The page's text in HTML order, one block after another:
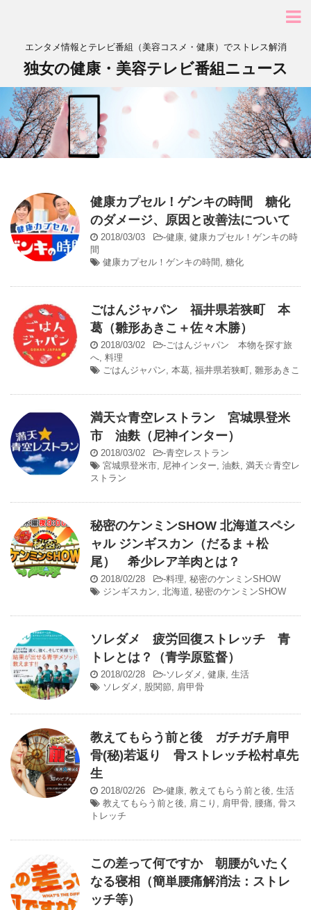
エンタメ情報とテレビ番組（美容コスメ・健康）でストレス解消
独女の健康・美容テレビ番組ニュース
健康カプセル！ゲンキの時間 糖化
のダメージ、原因と改善法について
2018/03/03 -健康 健康カプセル！ゲンキの時
間
健康カプセル！ゲンキの時間
糖化
ごはんジャパン 福井県若狭町 本
葛（雛形あきこ＋佐々木勝）
2018/03/02 - ごはんジャパン 本物を探す旅
へ 料理
ごはんジャパン 本葛 福井県若狭町 雛形あきこ
満天☆青空レストラン 宮城県登米
市 油麩（尼神インター）
2018/03/02 -青空レストラン
宮城県登米市
尼神インター 油麩 満天☆青空レ
ストラン
秘密のケンミンSHOW 北海道スペシ
ャル ジンギスカン（だるま＋松
尾） 希少レア羊肉とは？
2018/02/28 -料理 秘密のケンミンSHOW
ジンギスカン 北海道 秘密のケンミンSHOW
ソレダメ 疲労回復ストレッチ 青
トレとは？（青学原監督）
2018/02/28 -ソレダメ 健康 生活
ソレダメ
股関節 肩甲骨
教えてもらう前と後 ガチガチ肩甲
骨(秘)若返り 骨ストレッチ松村卓先
生
2018/02/26 -健康 教えてもらう前と後 生活
教えてもらう前と後
肩こり 肩甲骨 腰痛 骨ス
トレッチ
この差って何ですか 朝腰がいたく
なる寝相（簡単腰痛解消法：ストレ
ッチ等）